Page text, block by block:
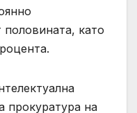
половината, като
прокуратура на